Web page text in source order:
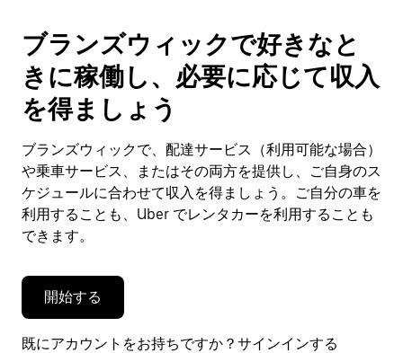
ン
で
カ
レ
ン
ー
を
閉
じ
ま
す。
ブランズウィックで好きなと
きに稼働し、必要に応じて収入
を得ましょう
ブランズウィックで、配達サービス（利用可能な場合）
や乗車サービス、またはその両方を提供し、ご自身のス
ケジュールに合わせて収入を得ましょう。ご自分の車を
利用することも、Uber でレンタカーを利用することも
できます。
開始する
既にアカウントをお持ちですか？サインインする